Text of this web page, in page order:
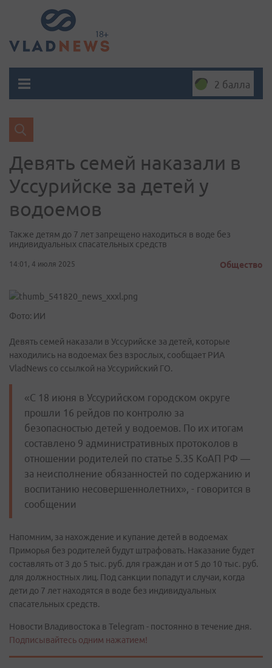
2 балла
Девять семей наказали в
Уссурийске за детей у
водоемов
Также детям до 7 лет запрещено находиться в воде без
индивидуальных спасательных средств
14:01, 4 июля 2025 Общество
Фото: ИИ
Девять семей наказали в Уссурийске за детей, которые
находились на водоемах без взрослых, сообщает РИА
VladNews со ссылкой на Уссурийский ГО.
«С 18 июня в Уссурийском городском округе
прошли 16 рейдов по контролю за
безопасностью детей у водоемов. По их итогам
составлено 9 административных протоколов в
отношении родителей по статье 5.35 КоАП РФ —
за неисполнение обязанностей по содержанию и
воспитанию несовершеннолетних», - говорится в
сообщении
Напомним, за нахождение и купание детей в водоемах
Приморья без родителей будут штрафовать. Наказание будет
составлять от 3 до 5 тыс. руб. для граждан и от 5 до 10 тыс. руб.
для должностных лиц. Под санкции попадут и случаи, когда
дети до 7 лет находятся в воде без индивидуальных
спасательных средств.
Новости Владивостока в Telegram - постоянно в течение дня.
Подписывайтесь одним нажатием!